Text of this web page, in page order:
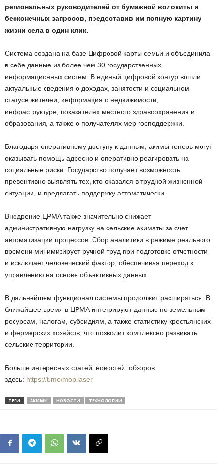
региональных руководителей от бумажной волокиты и
бесконечных запросов, предоставив им полную картину
жизни села в один клик.
Система создана на базе Цифровой карты семьи и объединила
в себе данные из более чем 30 государственных
информационных систем. В единый цифровой контур вошли
актуальные сведения о доходах, занятости и социальном
статусе жителей, информация о недвижимости,
инфраструктуре, показателях местного здравоохранения и
образования, а также о получателях мер господдержки.
Благодаря оперативному доступу к данным, акимы теперь могут
оказывать помощь адресно и оперативно реагировать на
социальные риски. Государство получает возможность
превентивно выявлять тех, кто оказался в трудной жизненной
ситуации, и предлагать поддержку автоматически.
Внедрение ЦРМА также значительно снижает
административную нагрузку на сельские акиматы за счет
автоматизации процессов. Сбор аналитики в режиме реального
времени минимизирует ручной труд при подготовке отчетности
и исключает человеческий фактор, обеспечивая переход к
управлению на основе объективных данных.
В дальнейшем функционал системы продолжит расширяться. В
ближайшее время в ЦРМА интегрируют данные по земельным
ресурсам, налогам, субсидиям, а также статистику крестьянских
и фермерских хозяйств, что позволит комплексно развивать
сельские территории.
Больше интересных статей, новостей, обзоров
здесь: https://t.me/mobilaser
ТЕГИ АКИМЫ НОВОСТИ ТЕХНОЛОГИИ